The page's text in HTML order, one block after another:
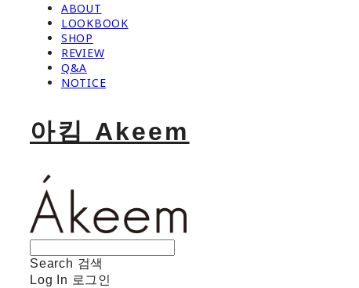
ABOUT
LOOKBOOK
SHOP
REVIEW
Q&A
NOTICE
아킴 Akeem
Search 검색
Log In 로그인